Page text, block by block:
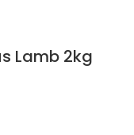
Lamb 2kg